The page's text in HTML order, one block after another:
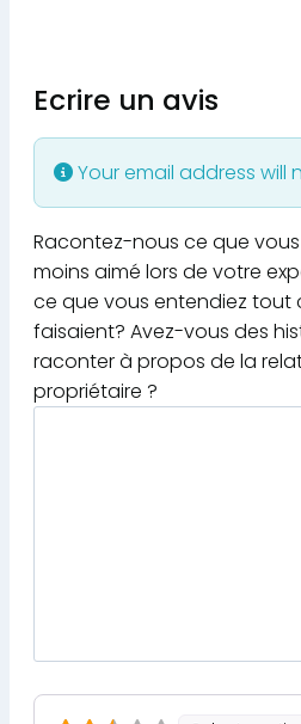
Ecrire un avis
Your email address will
Racontez-nous ce que
moins aimé lors de votre
ce que vous entendiez tout
faisaient? Avez-vous des
raconter à propos de la
propriétaire ?